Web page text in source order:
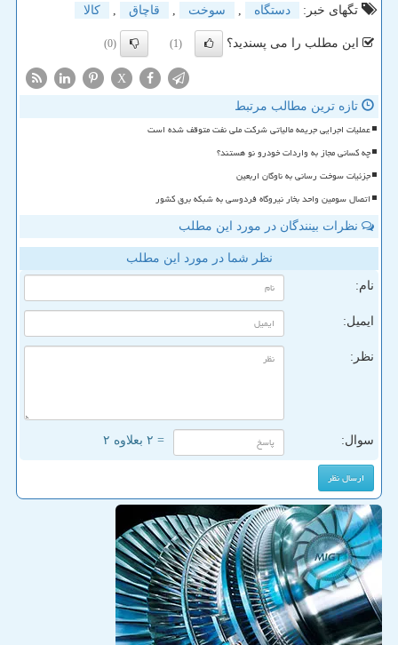
تگهای خبر: دستگاه , سوخت , قاچاق , كالا
این مطلب را می پسندید؟ (1)
(0)
X
تازه ترین مطالب مرتبط
عملیات اجرایی جریمه مالیاتی شرکت ملی نفت متوقف شده است
چه کسانی مجاز به واردات خودرو نو هستند؟
جزئیات سوخت رسانی به ناوگان اربعین
اتصال سومین واحد بخار نیروگاه فردوسی به شبکه برق کشور
نظرات بینندگان در مورد این مطلب
نظر شما در مورد این مطلب
نام:
ایمیل:
نظر:
سوال: = ۲ بعلاوه ۲